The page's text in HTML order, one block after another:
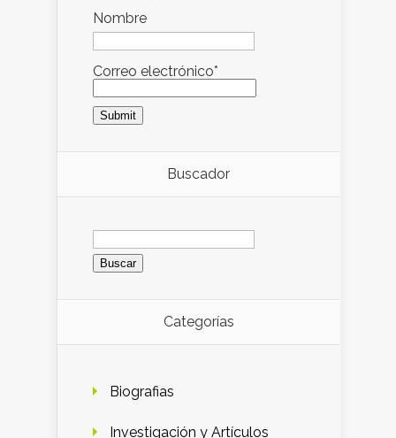
Nombre
Correo electrónico*
Buscador
Buscar:
Categorías
Biografias
Investigación y Artículos